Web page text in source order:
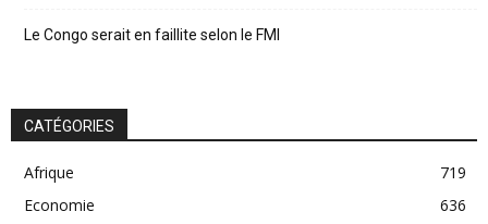
Le Congo serait en faillite selon le FMI
CATÉGORIES
Afrique
719
Economie
636